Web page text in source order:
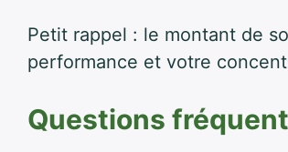
Petit rappel : le montant de
performance et votre
Questions